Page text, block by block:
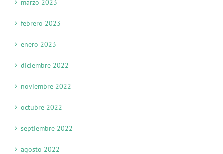
marzo 2023
febrero 2023
enero 2023
diciembre 2022
noviembre 2022
octubre 2022
septiembre 2022
agosto 2022